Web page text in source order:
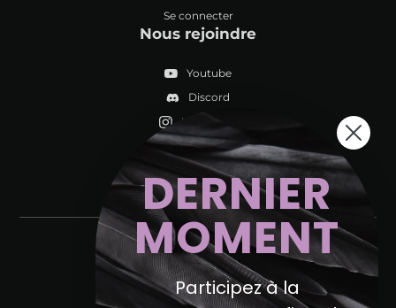
Se connecter
Nous rejoindre
Youtube
Discord
Instagram
DERNIER
MOMENT
Participez à la